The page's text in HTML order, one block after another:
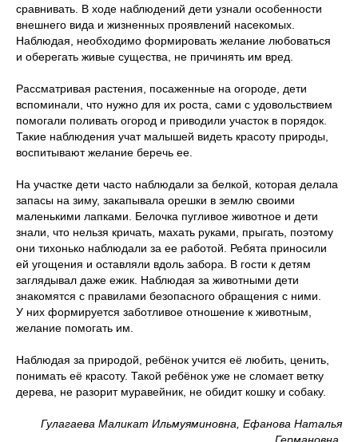
сравнивать. В ходе наблюдений дети узнали особенности
внешнего вида и жизненных проявлений насекомых.
Наблюдая, необходимо формировать желание любоваться
и оберегать живые существа, не причинять им вред.
Рассматривая растения, посаженные на огороде, дети
вспоминали, что нужно для их роста, сами с удовольствием
помогали поливать огород и приводили участок в порядок.
Такие наблюдения учат малышей видеть красоту природы,
воспитывают желание беречь ее.
На участке дети часто наблюдали за белкой, которая делала
запасы на зиму, закапывала орешки в землю своими
маленькими лапками. Белочка пугливое животное и дети
знали, что нельзя кричать, махать руками, прыгать, поэтому
они тихонько наблюдали за ее работой. Ребята приносили
ей угощения и оставляли вдоль забора. В гости к детям
заглядывал даже ежик. Наблюдая за животными дети
знакомятся с правилами безопасного обращения с ними.
У них формируется заботливое отношение к животным,
желание помогать им.
Наблюдая за природой, ребёнок учится её любить, ценить,
понимать её красоту. Такой ребёнок уже не сломает ветку
дерева, не разорит муравейник, не обидит кошку и собаку.
Гулагаева Маликат Ильмуяминовна, Ефанова Наталья